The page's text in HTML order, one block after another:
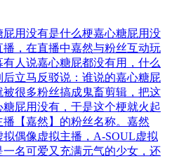
屁用没有是什么梗嘉心糖屁用没
，在直播中嘉然与粉丝互动玩
人说嘉心糖屁都没有用，什么
立马反驳说：谁说的嘉心糖屁
很多粉丝搞成鬼畜剪辑，把这
屁用没有，于是这个梗就火起
【嘉然】的粉丝名称。嘉然
拟偶像虚拟主播，A-SOUL虚拟
名可爱又充满元气的少女，还